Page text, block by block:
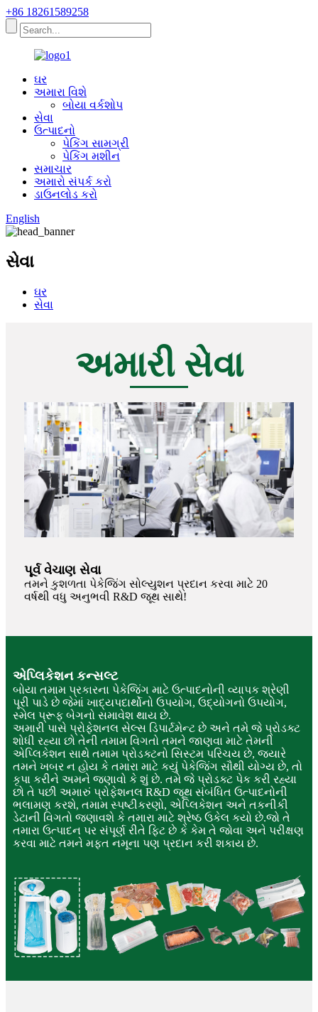
+86 18261589258
ઘર
અમારા વિશે
બોયા વર્કશોપ
સેવા
ઉત્પાદનો
પેકિંગ સામગ્રી
પેકિંગ મશીન
સમાચાર
અમારો સંપર્ક કરો
ડાઉનલોડ કરો
English
સેવા
ઘર
સેવા
અમારી સેવા
પૂર્વ વેચાણ સેવા
તમને કુશળતા પેકેજિંગ સોલ્યુશન પ્રદાન કરવા માટે 20
વર્ષથી વધુ અનુભવી R&D જૂથ સાથે!
એપ્લિકેશન કન્સલ્ટ
બોયા તમામ પ્રકારના પેકેજિંગ માટે ઉત્પાદનોની વ્યાપક શ્રેણી
પૂરી પાડે છે જેમાં ખાદ્યપદાર્થોનો ઉપયોગ, ઉદ્યોગનો ઉપયોગ,
સ્મેલ પ્રૂફ બેગનો સમાવેશ થાય છે.
અમારી પાસે પ્રોફેશનલ સેલ્સ ડિપાર્ટમેન્ટ છે અને તમે જે પ્રોડક્ટ
શોધી રહ્યા છો તેની તમામ વિગતો તમને જાણવા માટે તેમની
એપ્લિકેશન સાથે તમામ પ્રોડક્ટનો સિસ્ટમ પરિચય છે, જ્યારે
તમને ખબર ન હોય કે તમારા માટે કયું પેકેજિંગ સૌથી યોગ્ય છે, તો
કૃપા કરીને અમને જણાવો કે શું છે. તમે જે પ્રોડક્ટ પેક કરી રહ્યા
છો તે પછી અમારું પ્રોફેશનલ R&D જૂથ સંબંધિત ઉત્પાદનોની
ભલામણ કરશે, તમામ સ્પષ્ટીકરણો, એપ્લિકેશન અને તકનીકી
ડેટાની વિગતો જણાવશે કે તમારા માટે શ્રેષ્ઠ ઉકેલ કયો છે.જો તે
તમારા ઉત્પાદન પર સંપૂર્ણ રીતે ફિટ છે કે કેમ તે જોવા અને પરીક્ષણ
કરવા માટે તમને મફત નમૂના પણ પ્રદાન કરી શકાય છે.